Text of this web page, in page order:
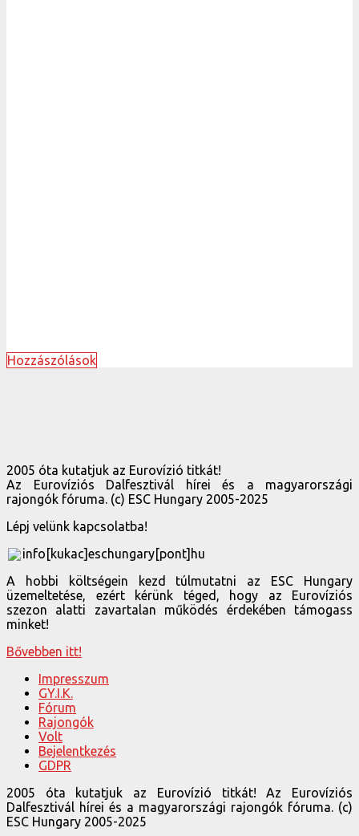
Hozzászólások
2005 óta kutatjuk az Eurovízió titkát!
Az Eurovíziós Dalfesztivál hírei és a magyarországi
rajongók fóruma. (c) ESC Hungary 2005-2025
Lépj velünk kapcsolatba!
info[kukac]eschungary[pont]hu
A hobbi költségein kezd túlmutatni az ESC Hungary
üzemeltetése, ezért kérünk téged, hogy az Eurovíziós
szezon alatti zavartalan működés érdekében támogass
minket!
Bővebben itt!
Impresszum
GY.I.K.
Fórum
Rajongók
Volt
Bejelentkezés
GDPR
2005 óta kutatjuk az Eurovízió titkát! Az Eurovíziós
Dalfesztivál hírei és a magyarországi rajongók fóruma. (c)
ESC Hungary 2005-2025